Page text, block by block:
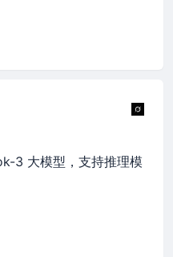
3 大模型，支持推理模